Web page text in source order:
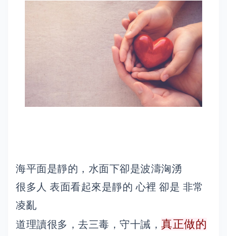
海平面是靜的，水面下卻是波濤洶湧
很多人 表面看起來是靜的 心裡 卻是 非常
凌亂
道理讀很多，去三毒，守十誡， 真正做的